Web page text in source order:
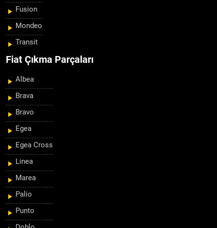
Fusion
Mondeo
Transit
Fiat Çıkma Parçaları
Albea
Brava
Bravo
Egea
Egea Cross
Linea
Marea
Palio
Punto